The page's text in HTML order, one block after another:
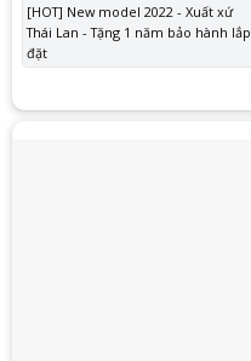
[HOT] New model 2022 - Xuất xứ
Thái Lan - Tặng 1 năm bảo hành lắp
đặt